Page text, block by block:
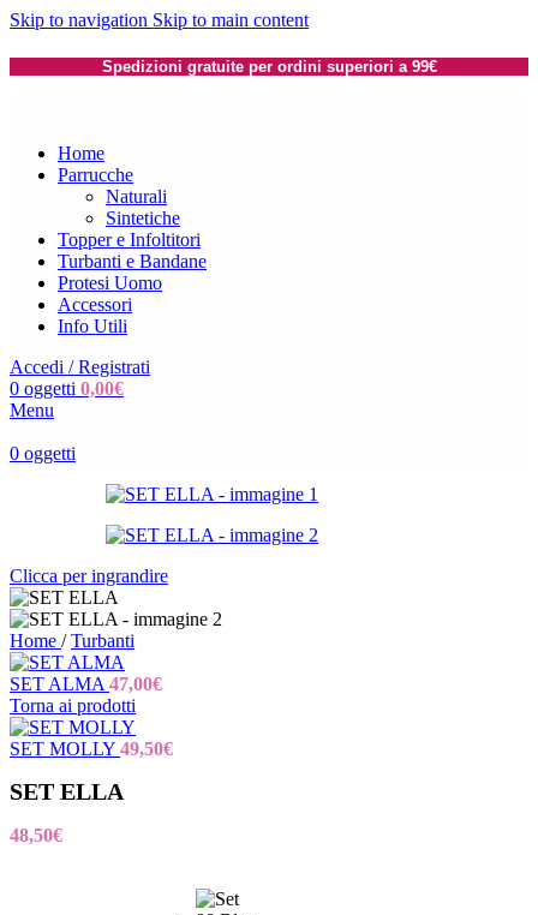
Skip to navigation Skip to main content
Spedizioni gratuite per ordini superiori a 99€
Home
Parrucche
Naturali
Sintetiche
Topper e Infoltitori
Turbanti e Bandane
Protesi Uomo
Accessori
Info Utili
Accedi / Registrati
0 oggetti 0,00€
Menu
0 oggetti
Clicca per ingrandire
Home / Turbanti
SET ALMA 47,00€
Torna ai prodotti
SET MOLLY 49,50€
SET ELLA
48,50€